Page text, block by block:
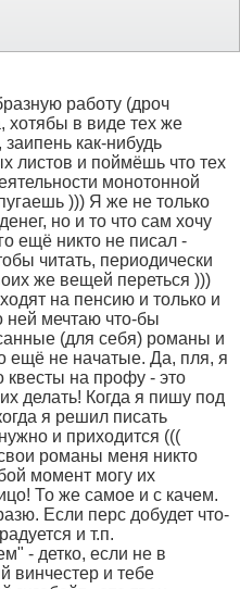
работу (дроч
хотябы в виде тех же
как-нибудь
листов и поймёшь что тех
монотонной
))) Я же не только
но и то что сам хочу
ещё никто не писал -
читать, периодически
же вещей переться )))
на пенсию и только и
ней мечтаю что-бы
(для себя) романы и
ещё не начатые. Да, пля, я
на профу - это
Когда я пишу под
я решил писать
и приходится (((
романы меня никто
момент могу их
То же самое и с качем.
Если перс добудет что-
и т.п.
- детко, если не в
винчестер и тебе